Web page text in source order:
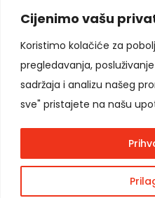
Cijenimo vašu
Koristimo kolačiće za
pregledavanja,
sadržaja i analizu našeg
sve" pristajete na našu
Copyright © 2026